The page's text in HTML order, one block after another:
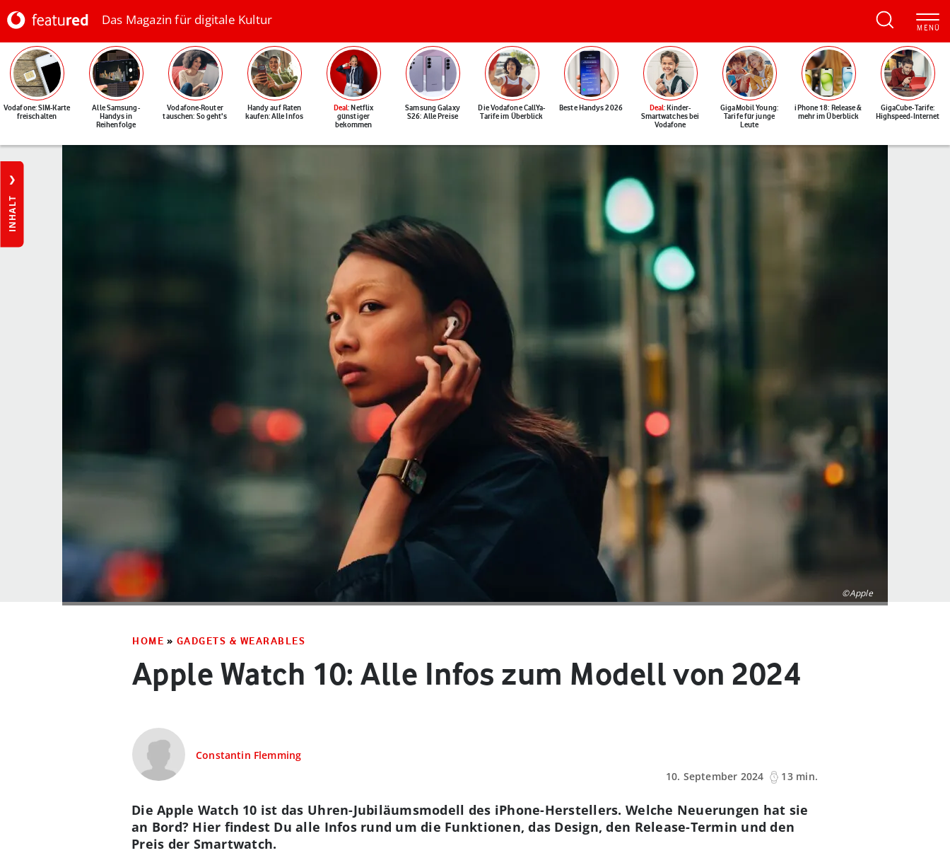
Das Magazin für digitale Kultur
Vodafone: SIM-Karte
freischalten
Alle Samsung-
Handys in
Reihenfolge
Vodafone-Router
tauschen: So geht's
Handy auf Raten
kaufen: Alle Infos
Deal: Netflix
günstiger
bekommen
Samsung Galaxy
S26: Alle Preise
Die Vodafone CallYa-
Tarife im Überblick
Beste Handys 2026 Deal: Kinder-
Smartwatches bei
Vodafone
GigaMobil Young:
Tarife für junge
Leute
iPhone 18: Release &
mehr im Überblick
GigaCube-Tarife:
Highspeed-Internet
INHALT
©Apple
HOME » GADGETS & WEARABLES
Apple Watch 10: Alle Infos zum Modell von 2024
Constantin Flemming
10. September 2024
13 min.
Die Apple Watch 10 ist das Uhren-Jubiläumsmodell des iPhone-Herstellers. Welche Neuerungen hat sie
an Bord? Hier findest Du alle Infos rund um die Funktionen, das Design, den Release-Termin und den
Preis der Smartwatch.